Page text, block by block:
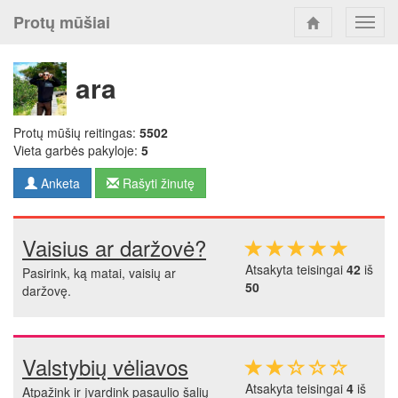
Protų mūšiai
ara
Protų mūšių reitingas: 5502
Vieta garbės pakyloje: 5
Anketa
Rašyti žinutę
Vaisius ar daržovė?
Pasirink, ką matai, vaisių ar
daržovę.
Atsakyta teisingai 42 iš
50
Valstybių vėliavos
Atpažink ir įvardink pasaulio šalių
Atsakyta teisingai 4 iš